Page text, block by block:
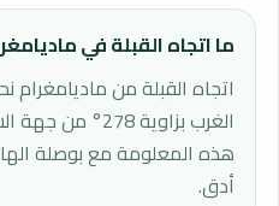
ما اتجاه القبلة في
اتجاه القبلة من ماديامغرام
الغرب بزاوية
هذه المعلومة مع بوصلة
أدق.